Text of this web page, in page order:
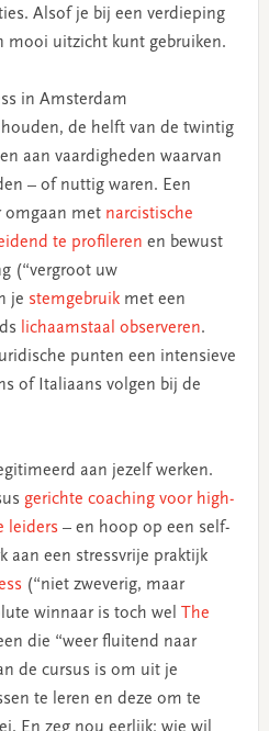
Alsof je bij een verdieping
mooi uitzicht kunt gebruiken.
de helft van de twintig
aan vaardigheden waarvan
– of nuttig waren. Een
omgaan met narcistische
te profileren en bewust
(“vergroot uw
je stemgebruikmet een
lichaamstaal observeren.
punten een intensieve
of Italiaans volgen bij de
aan jezelf werken.
gerichte coaching voor high-
leiders – en hoop op een self-
aan een stressvrije praktijk
(“niet zweverig, maar
winnaar is toch wel The
die “weer fluitend naar
de cursus is om uit je
te leren en deze om te